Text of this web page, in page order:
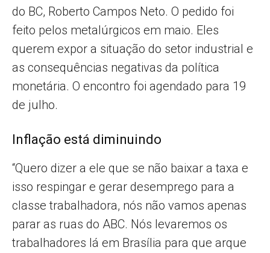
do BC, Roberto Campos Neto. O pedido foi
feito pelos metalúrgicos em maio. Eles
querem expor a situação do setor industrial e
as consequências negativas da política
monetária. O encontro foi agendado para 19
de julho.
Inflação está diminuindo
“Quero dizer a ele que se não baixar a taxa e
isso respingar e gerar desemprego para a
classe trabalhadora, nós não vamos apenas
parar as ruas do ABC. Nós levaremos os
trabalhadores lá em Brasília para que arque